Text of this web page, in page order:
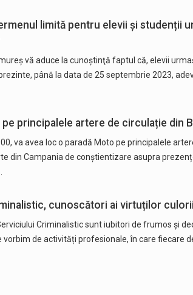
limită pentru elevii și studenții
vă aduce la cunoştinţă faptul că, elevii
până la data de 25 septembrie 2023,
pe principalele artere de circulație din
va avea loc o paradă Moto pe principalele
din Campania de conștientizare asupra
cunoscători ai virtuților culorii
Criminalistic sunt iubitori de frumos și
vorbim de activități profesionale, în care fiecare